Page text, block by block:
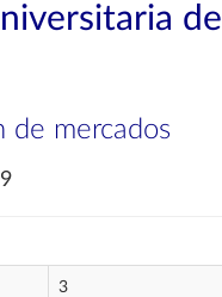
de
de mercados
3